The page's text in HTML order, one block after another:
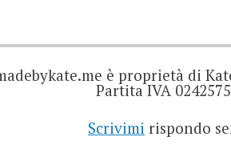
è proprietà di
Partita IVA
Scrivimi rispondo